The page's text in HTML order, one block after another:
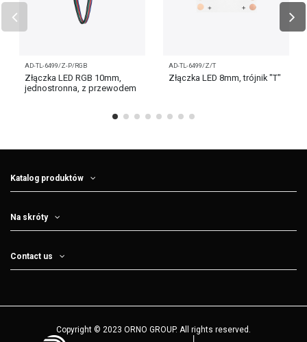
AD-TL-6499/Z-P/RGB
Złączka LED RGB 10mm,
jednostronna, z przewodem
AD-TL-6499/Z/T
Złączka LED 8mm, trójnik "T"
Katalog produktów
Na skróty
Contact us
Copyright © 2023 ORNO GROUP. All rights reserved.